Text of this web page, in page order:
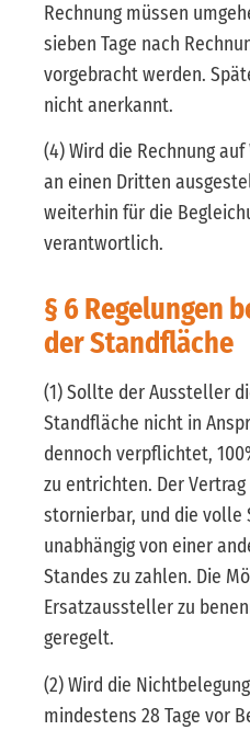
Rechnung müssen
sieben Tage nach
vorgebracht werden.
nicht anerkannt.
(4) Wird die Rechnung
an einen Dritten
weiterhin für die
verantwortlich.
§ 6 Regelungen
der Standfläche
(1) Sollte der Aussteller
Standfläche nicht in
dennoch verpflichtet,
zu entrichten. Der
stornierbar, und die
unabhängig von einer
Standes zu zahlen. Die
Ersatzaussteller zu
geregelt.
(2) Wird die
mindestens 28 Tage vor